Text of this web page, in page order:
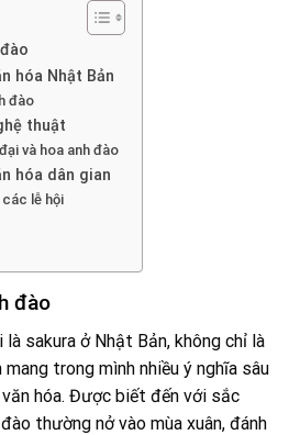
hóa Nhật Bản
đào
thuật
và hoa anh đào
hóa dân gian
lễ hội
đào
là sakura ở Nhật Bản, không chỉ là
trong mình nhiều ý nghĩa sâu
hóa. Được biết đến với sắc
thường nở vào mùa xuân, đánh